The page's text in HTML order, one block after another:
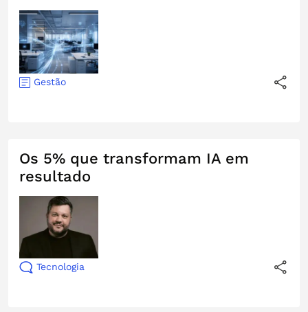
Gestão
Os 5% que transformam IA em
resultado
Tecnologia